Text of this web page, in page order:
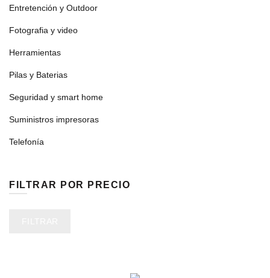
Entretención y Outdoor
Fotografia y video
Herramientas
Pilas y Baterias
Seguridad y smart home
Suministros impresoras
Telefonía
FILTRAR POR PRECIO